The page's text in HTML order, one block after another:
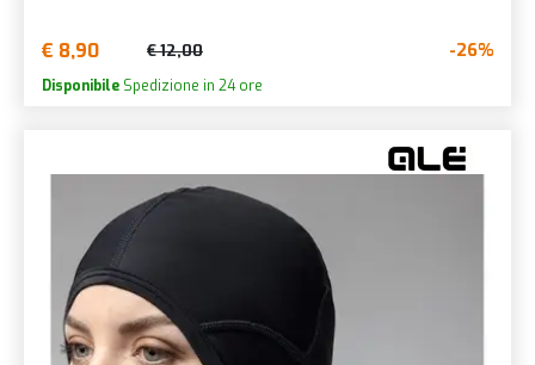
€ 8,90 € 12,00 -26%
Disponibile Spedizione in 24 ore